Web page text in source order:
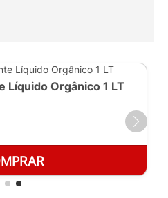
Líquido Orgânico 1 LT